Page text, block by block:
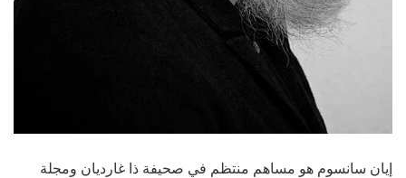
إيان سانسوم هو مساهم منتظم في صحيفة ذا غارديان ومجلة